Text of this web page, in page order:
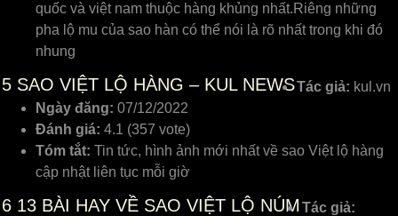
quốc và việt nam thuộc hàng khủng nhất.Riêng những
pha lộ mu của sao hàn có thể nói là rõ nhất trong khi đó
nhung
5 SAO VIỆT LỘ HÀNG – KUL NEWSTác giả: kul.vn
Ngày đăng: 07/12/2022
Đánh giá: 4.1 (357 vote)
Tóm tắt: Tin tức, hình ảnh mới nhất về sao Việt lộ hàng
cập nhật liên tục mỗi giờ
6 13 BÀI HAY VỀ SAO VIỆT LỘ NÚM Tác giả: